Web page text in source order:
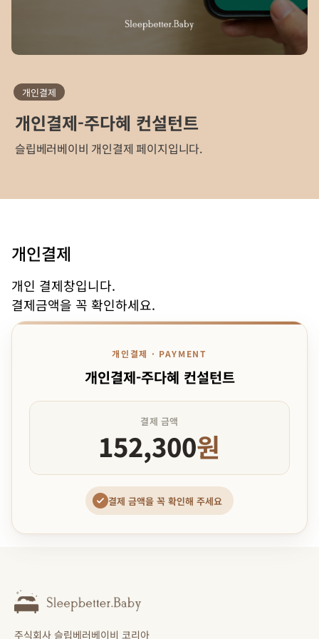
개인결제
개인결제-주다혜 컨설턴트
슬립베러베이비 개인결제 페이지입니다.
개인결제
개인 결제창입니다.
결제금액을 꼭 확인하세요.
개인결제 · PAYMENT
개인결제-주다혜 컨설턴트
결제 금액
152,300원
결제 금액을 꼭 확인해 주세요
주식회사 슬립베러베이비 코리아